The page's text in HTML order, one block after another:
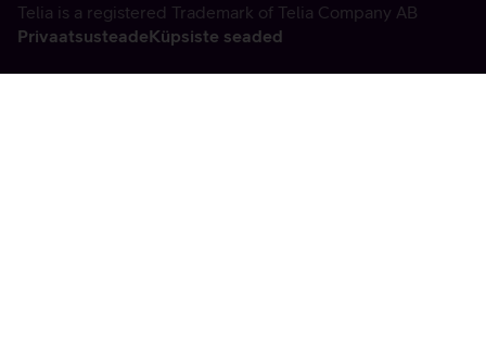
Telia is a registered Trademark of Telia Company AB
PrivaatsusteadeKüpsiste seaded